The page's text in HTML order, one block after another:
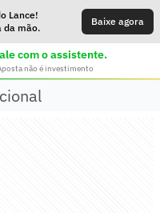
Lance!
da mão.
Baixe agora
com o assistente.
não é investimento